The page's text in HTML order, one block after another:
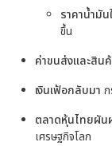
ราคาน้ำมั
ขึ้น
ค่าขนส่งและสิน
เงินเฟ้อกลับมา
ตลาดหุ้นไทยผัน
เศรษฐกิจโลก